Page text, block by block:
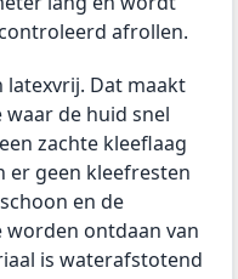
afrollen.
latexvrij. Dat maakt
de huid snel
zachte kleeflaag
er geen kleefresten
en de
ontdaan van
is waterafstotend